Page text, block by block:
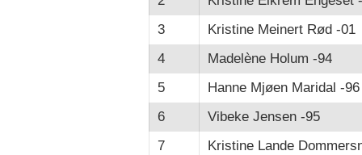
3
Kristine Meinert Rød -01
4
Madelène Holum -94
5
Hanne Mjøen Maridal -96
6
Vibeke Jensen -95
7
Kristine Lande